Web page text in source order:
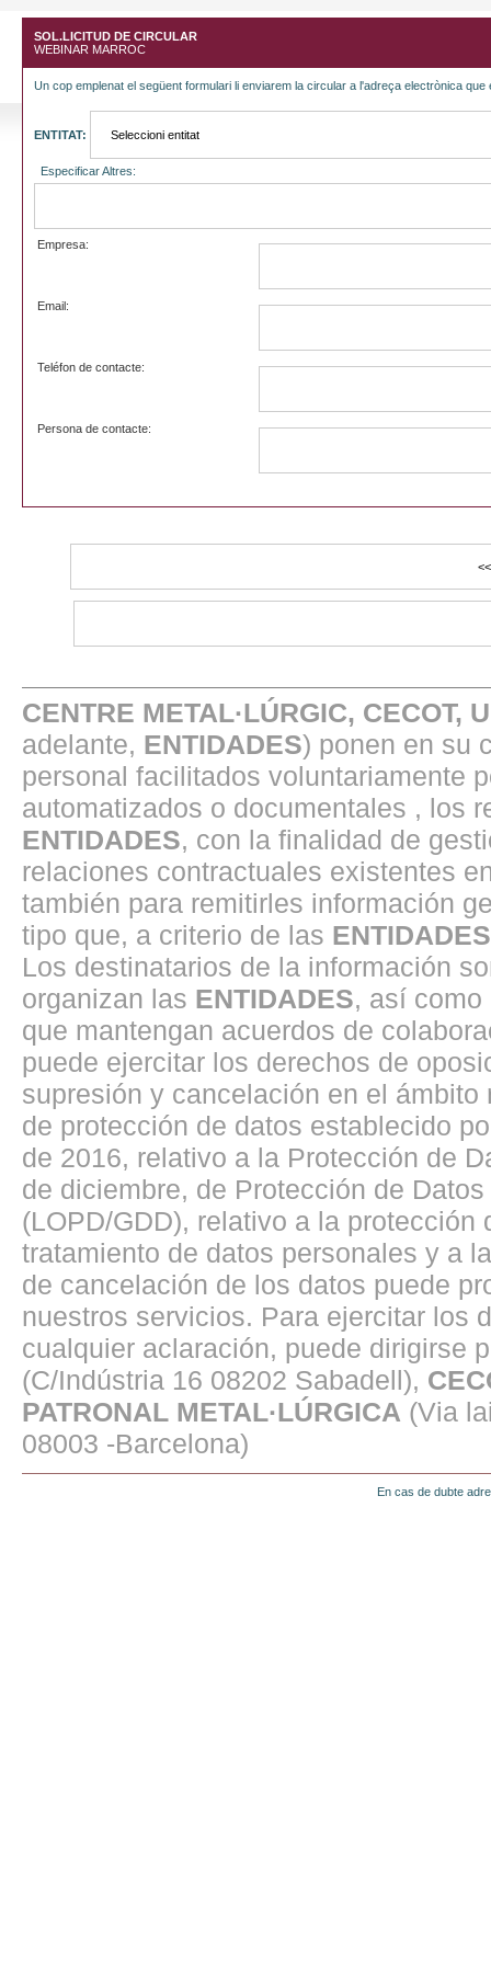
SOL.LICITUD DE CIRCULAR
WEBINAR MARROC
Un cop emplenat el següent formulari li enviarem la circular a l'adreça electrònica que
ENTITAT:
Especificar Altres:
Empresa:
Email:
Teléfon de contacte:
Persona de contacte:
CENTRE METAL·LÚRGIC, CECOT,
adelante, ENTIDADES) ponen en su
personal facilitados voluntariamente
automatizados o documentales , los
ENTIDADES, con la finalidad de
relaciones contractuales existentes
también para remitirles información
tipo que, a criterio de las ENTIDADES
Los destinatarios de la información
organizan las ENTIDADES, así como
que mantengan acuerdos de
puede ejercitar los derechos de
supresión y cancelación en el
de protección de datos establecido
de 2016, relativo a la Protección de
de diciembre, de Protección de
(LOPD/GDD), relativo a la
tratamiento de datos personales y a
de cancelación de los datos puede
nuestros servicios. Para ejercitar los
cualquier aclaración, puede dirigirse
(C/Indústria 16 08202 Sabadell),
PATRONAL METAL·LÚRGICA (Via
08003 -Barcelona)
En cas de dubte